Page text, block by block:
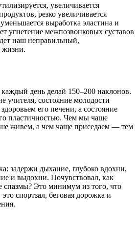
увеличивается
резко увеличивается
выработка эластина и
угнетение межпозвонковых суставов
наш неправильный,
жизни.
день делай 150–200 наклонов.
учителя, состояние молодости
его печени, а состояние
пластичностью. Чем мы чаще
живем, а чем чаще приседаем — тем
: задержи дыхание, глубоко вдохни,
и выдохни. Почувствовал, как
спазмы? Это минимум из того, что
спортзал, беговая дорожка и